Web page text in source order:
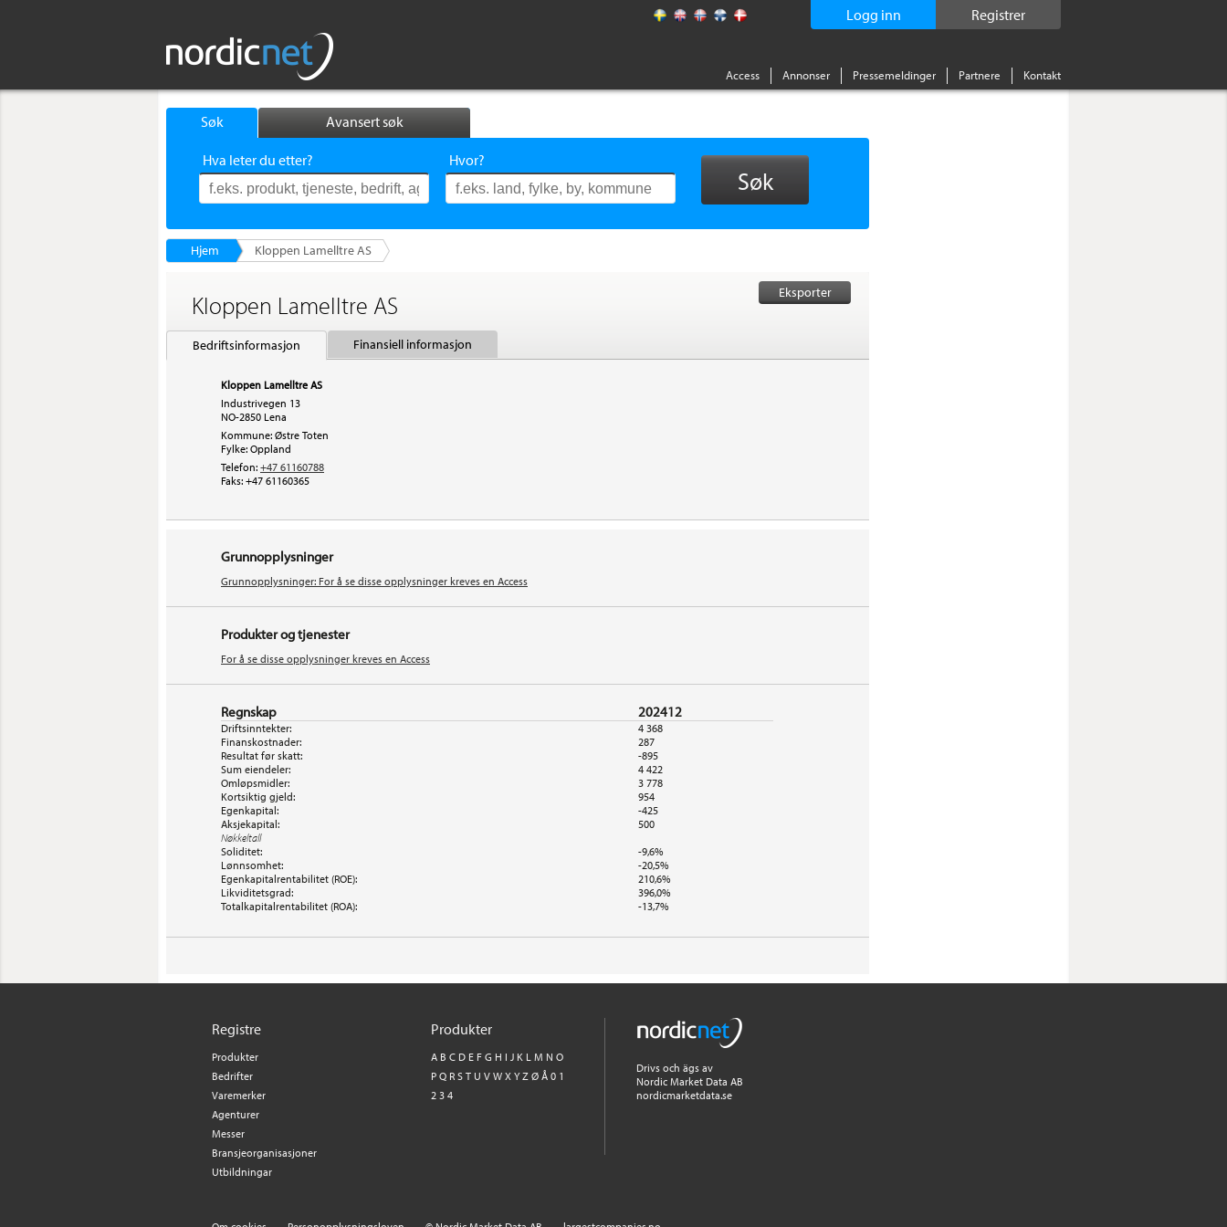
Registrer
Logg inn
Access Annonser Pressemeldinger Partnere Kontakt
Søk Avansert søk
Hva leter du etter? Hvor?
Søk
Hjem Kloppen Lamelltre AS
Eksporter
Kloppen Lamelltre AS
Bedriftsinformasjon Finansiell informasjon
Kloppen Lamelltre AS
Industrivegen 13
NO-2850 Lena
Kommune: Østre Toten
Fylke: Oppland
Telefon: +47 61160788
Faks: +47 61160365
Grunnopplysninger
Grunnopplysninger: For å se disse opplysninger kreves en Access
Produkter og tjenester
For å se disse opplysninger kreves en Access
Regnskap 202412
Driftsinntekter:
4 368
Finanskostnader:
287
Resultat før skatt:
-895
Sum eiendeler:
4 422
Omløpsmidler:
3 778
Kortsiktig gjeld:
954
Egenkapital:
-425
Aksjekapital:
500
Nøkkeltall
Soliditet:
-9,6%
Lønnsomhet:
-20,5%
Egenkapitalrentabilitet (ROE):
210,6%
Likviditetsgrad:
396,0%
Totalkapitalrentabilitet (ROA):
-13,7%
Registre
Produkter
Bedrifter
Varemerker
Agenturer
Messer
Bransjeorganisasjoner
Utbildningar
Produkter
A B C D E F G H I J K L M N O
P Q R S T U V W X Y Z Ø Å 0 1
2 3 4
Drivs och ägs av
Nordic Market Data AB
nordicmarketdata.se